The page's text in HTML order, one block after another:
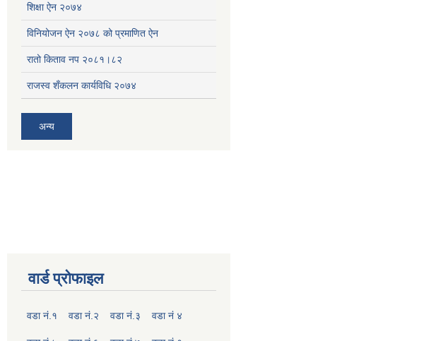
शिक्षा ऐन २०७४
विनियोजन ऐन २०७८ को प्रमाणित ऐन
रातो किताव नप २०८१।८२
राजस्व शँकलन कार्यविधि २०७४
अन्य
वार्ड प्रोफाइल
वडा नं.१ वडा नं.२ वडा नं.३ वडा नं ४